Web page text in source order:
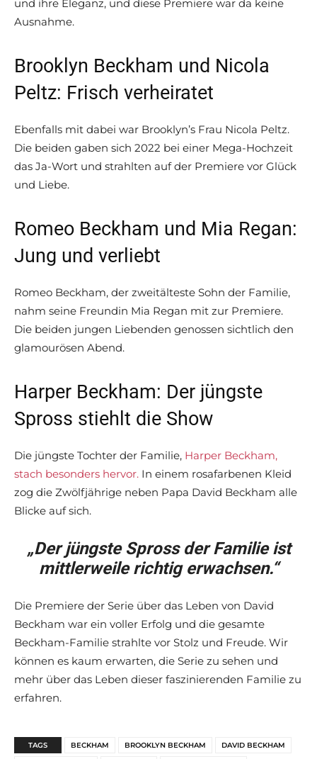
und ihre Eleganz, und diese Premiere war da keine
Ausnahme.
Brooklyn Beckham und Nicola
Peltz: Frisch verheiratet
Ebenfalls mit dabei war Brooklyn’s Frau Nicola Peltz.
Die beiden gaben sich 2022 bei einer Mega-Hochzeit
das Ja-Wort und strahlten auf der Premiere vor Glück
und Liebe.
Romeo Beckham und Mia Regan:
Jung und verliebt
Romeo Beckham, der zweitälteste Sohn der Familie,
nahm seine Freundin Mia Regan mit zur Premiere.
Die beiden jungen Liebenden genossen sichtlich den
glamourösen Abend.
Harper Beckham: Der jüngste
Spross stiehlt die Show
Die jüngste Tochter der Familie, Harper Beckham,
stach besonders hervor. In einem rosafarbenen Kleid
zog die Zwölfjährige neben Papa David Beckham alle
Blicke auf sich.
„Der jüngste Spross der Familie ist
mittlerweile richtig erwachsen.“
Die Premiere der Serie über das Leben von David
Beckham war ein voller Erfolg und die gesamte
Beckham-Familie strahlte vor Stolz und Freude. Wir
können es kaum erwarten, die Serie zu sehen und
mehr über das Leben dieser faszinierenden Familie zu
erfahren.
TAGS BECKHAM BROOKLYN BECKHAM DAVID BECKHAM